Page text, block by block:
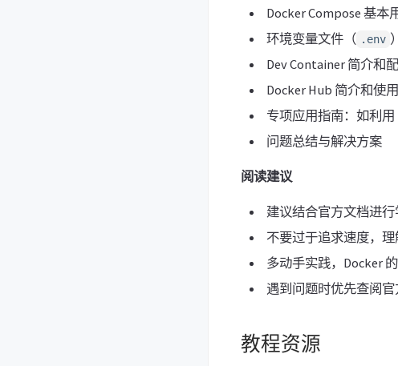
Docker Compose 基本
环境变量文件（ .env
Dev Container 简介和
Docker Hub 简介和使
专项应用指南：如利用
问题总结与解决方案
阅读建议
建议结合官方文档进
不要过于追求速度，
多动手实践，Docker
遇到问题时优先查阅
教程资源